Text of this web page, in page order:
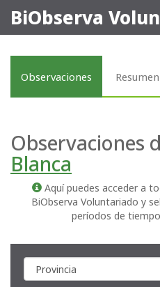
BiObserva
Observaciones
Observaciones
Blanca
Aquí puedes acceder a
BiObserva Voluntariado y
períodos de